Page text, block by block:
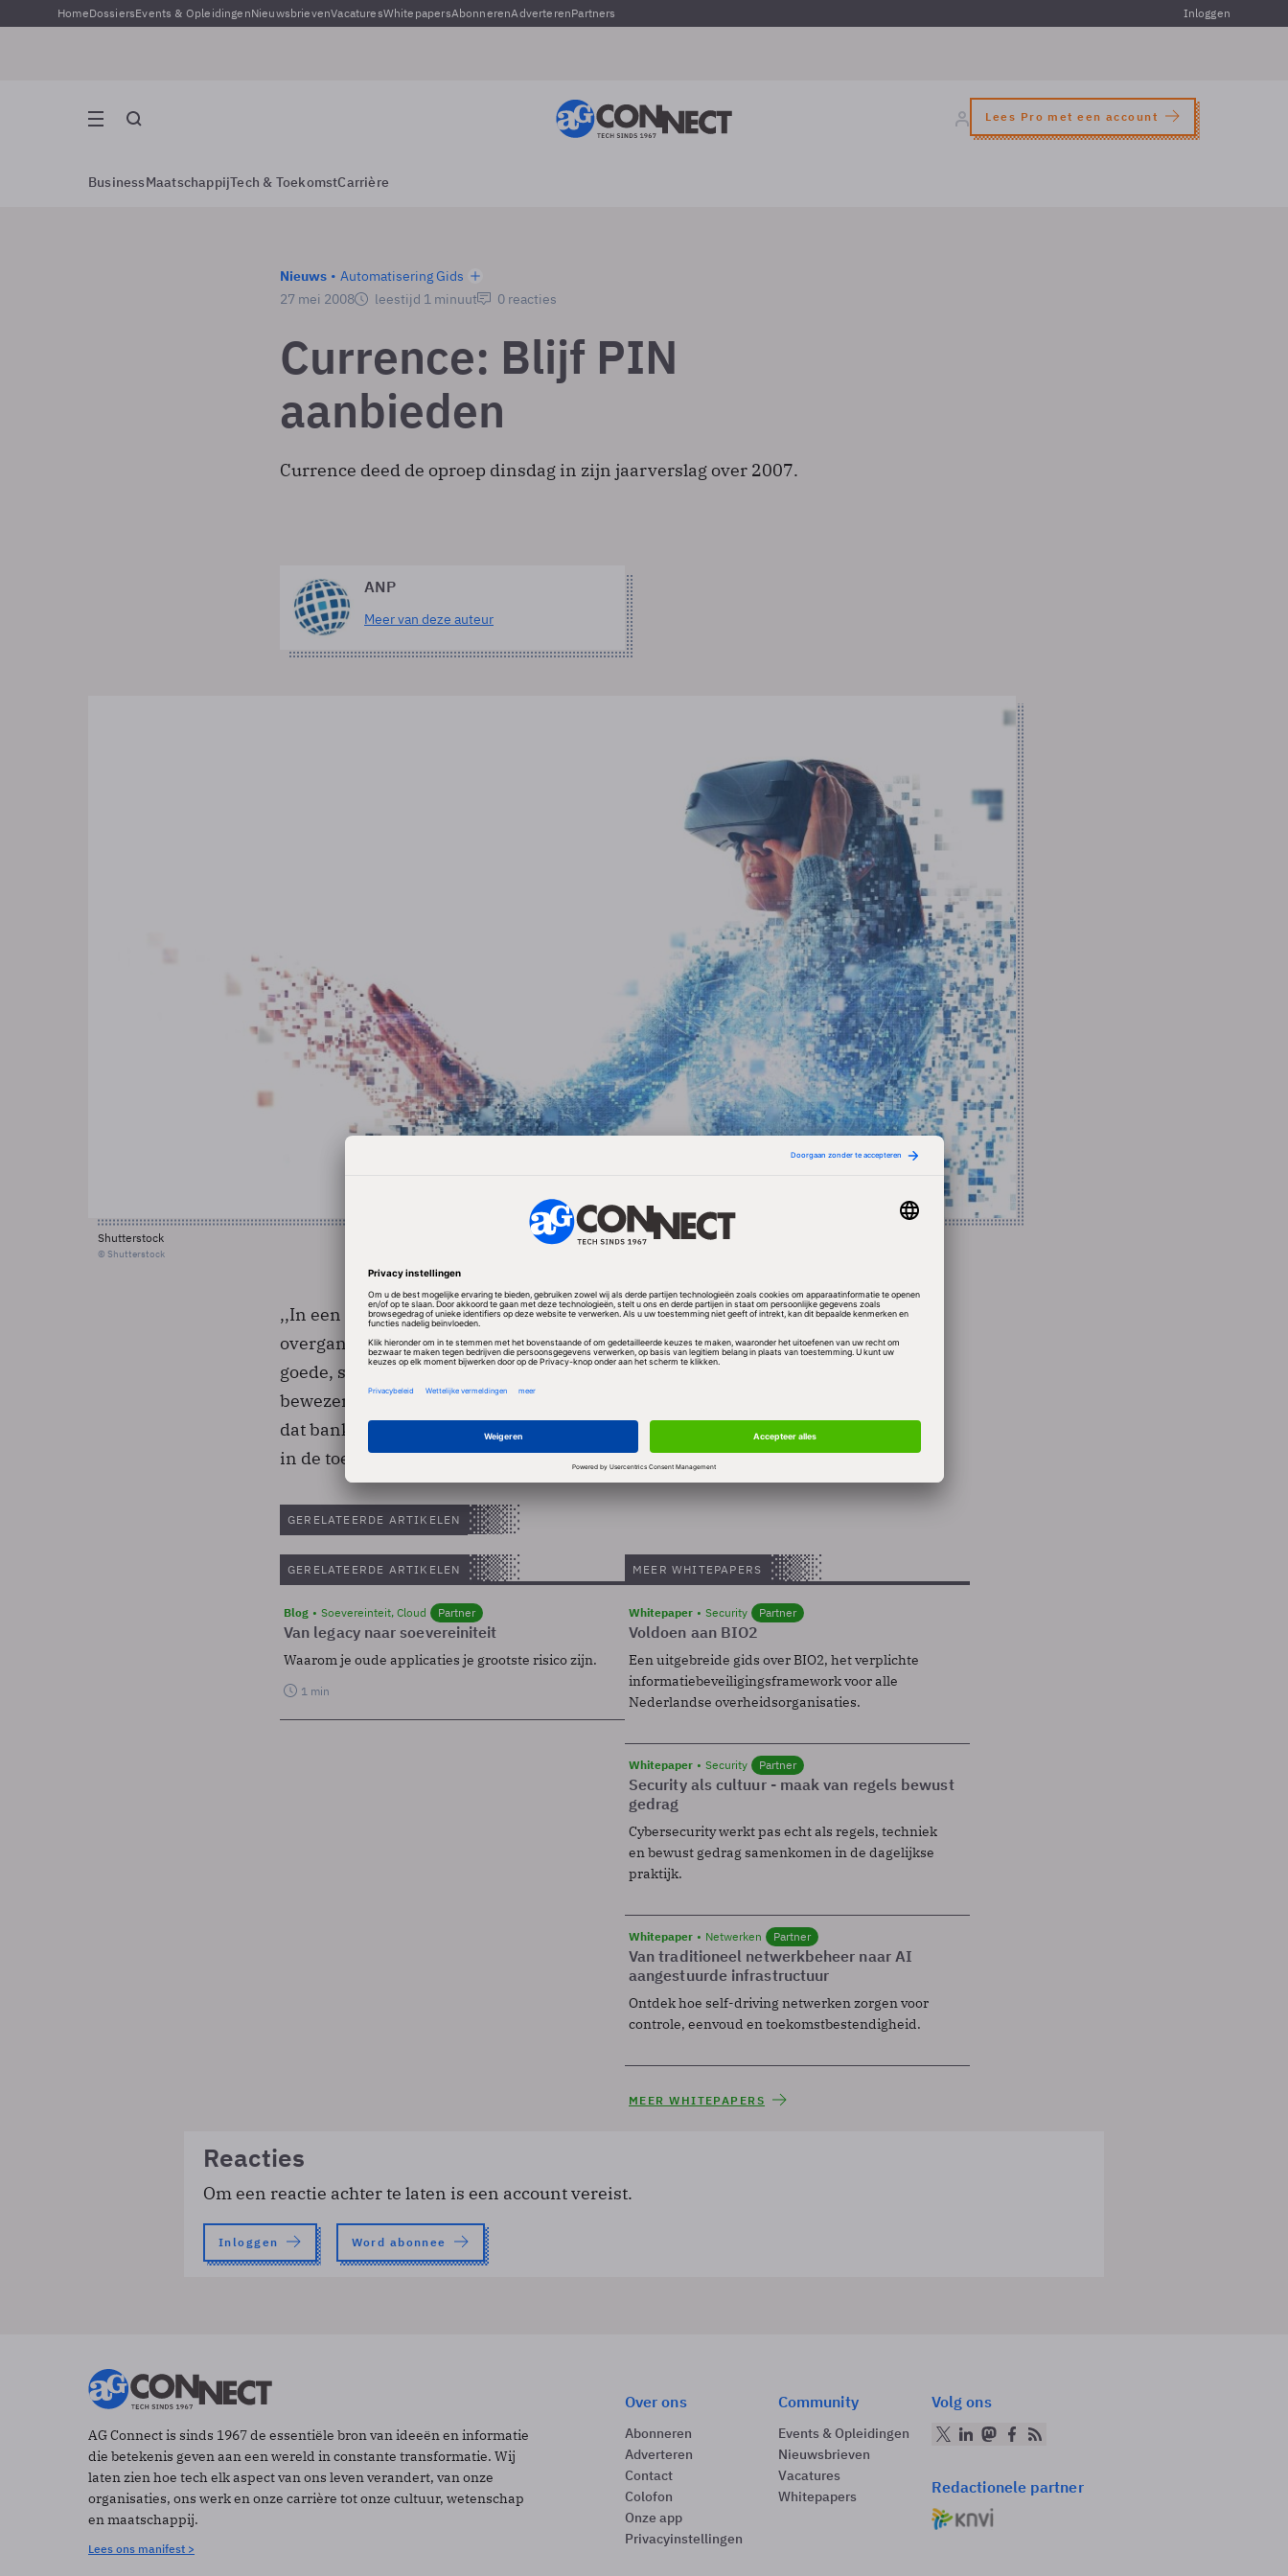
HomeDossiersEvents & OpleidingenNieuwsbrievenVacaturesWhitepapersAbonnerenAdverterenPartners Inloggen
Lees Pro met een account
BusinessMaatschappijTech & ToekomstCarrière
Nieuws
Automatisering Gids
27 mei 2008
leestijd 1 minuut 0 reacties
Currence: Blijf PIN
aanbieden
Currence deed de oproep dinsdag in zijn jaarverslag over 2007.
ANP
Meer van deze auteur
Shutterstock
© Shutterstock
,,In een complexe omgeving met een naar verwachting lange
overgangsperiode voor de boeg is het niet verstandig oude, maar nog steeds
goede, schoenen weg te gooien voordat nieuwe en betere zich hebben
bewezen'', zei directeur van Currence, Piet Mallekoote. Currence pleit ervoor
dat banken hun passen zodanig blijven uitvoeren, dat klanten en winkeliers
in de toekomst gebruik kunnen blijven maken van PIN.
GERELATEERDE ARTIKELEN
GERELATEERDE ARTIKELEN
Blog Soevereinteit, Cloud Partner
Van legacy naar soevereiniteit
Waarom je oude applicaties je grootste risico zijn.
1 min
MEER WHITEPAPERS
Whitepaper Security Partner
Voldoen aan BIO2
Een uitgebreide gids over BIO2, het verplichte
informatiebeveiligingsframework voor alle
Nederlandse overheidsorganisaties.
Whitepaper Security Partner
Security als cultuur - maak van regels bewust
gedrag
Cybersecurity werkt pas echt als regels, techniek
en bewust gedrag samenkomen in de dagelijkse
praktijk.
Whitepaper Netwerken Partner
Van traditioneel netwerkbeheer naar AI
aangestuurde infrastructuur
Ontdek hoe self-driving netwerken zorgen voor
controle, eenvoud en toekomstbestendigheid.
MEER WHITEPAPERS
Reacties
Om een reactie achter te laten is een account vereist.
Inloggen Word abonnee
AG Connect is sinds 1967 de essentiële bron van ideeën en informatie
die betekenis geven aan een wereld in constante transformatie. Wij
laten zien hoe tech elk aspect van ons leven verandert, van onze
organisaties, ons werk en onze carrière tot onze cultuur, wetenschap
en maatschappij.
Lees ons manifest >
Over ons
Abonneren
Adverteren
Contact
Colofon
Onze app
Privacyinstellingen
Community
Events & Opleidingen
Nieuwsbrieven
Vacatures
Whitepapers
Volg ons
Redactionele partner